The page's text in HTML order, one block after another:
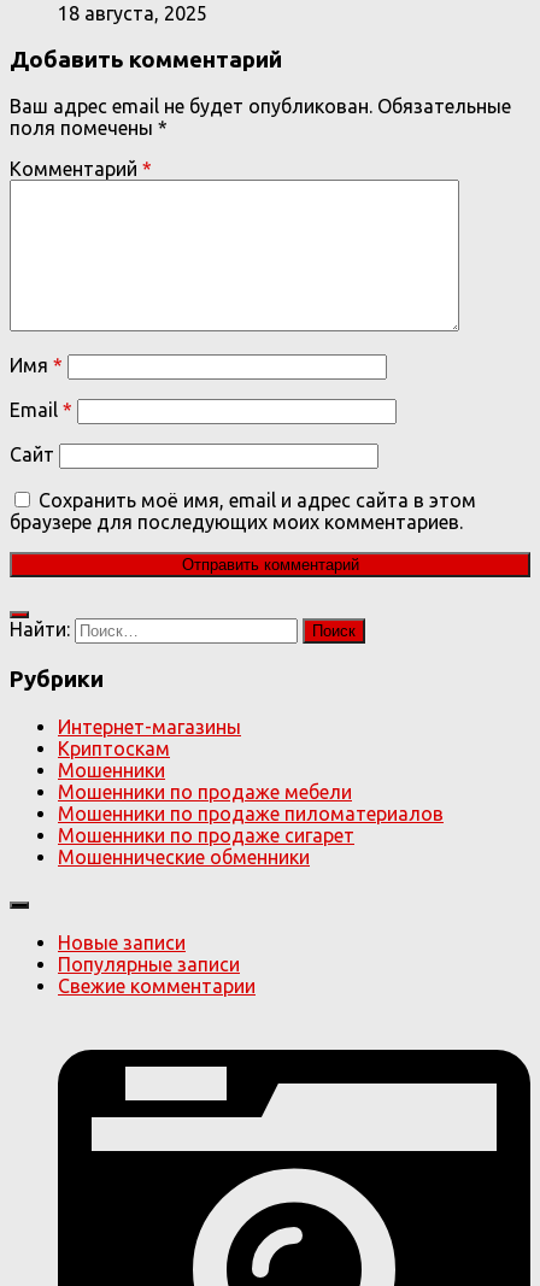
18 августа, 2025
Добавить комментарий
Ваш адрес email не будет опубликован. Обязательные
поля помечены *
Комментарий *
Имя *
Email *
Сайт
Сохранить моё имя, email и адрес сайта в этом
браузере для последующих моих комментариев.
Найти:
Рубрики
Интернет-магазины
Криптоскам
Мошенники
Мошенники по продаже мебели
Мошенники по продаже пиломатериалов
Мошенники по продаже сигарет
Мошеннические обменники
Новые записи
Популярные записи
Свежие комментарии